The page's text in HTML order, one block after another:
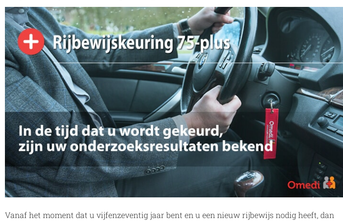
Vanaf het moment dat u vijfenzeventig jaar bent en u een nieuw rijbewijs nodig heeft, dan